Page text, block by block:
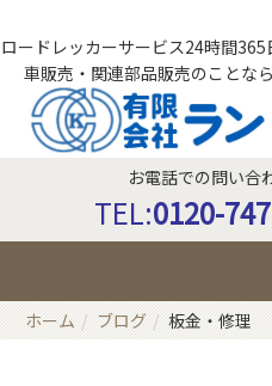
ロードレッカーサービス24時間
車販売・関連部品販売のことな
お電話での問い合
TEL:0120-
ホーム ブログ 板金・修理